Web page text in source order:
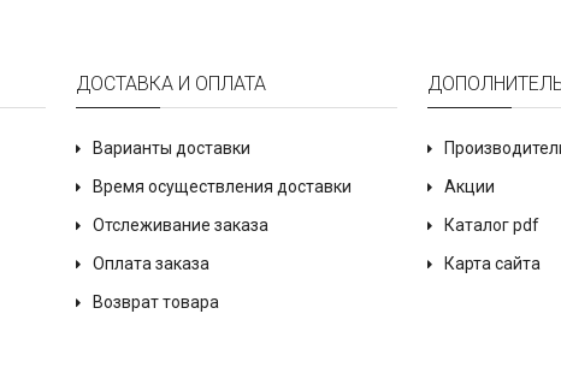
ДОСТАВКА И ОПЛАТА
Варианты доставки
Время осуществления доставки
Отслеживание заказа
Оплата заказа
Возврат товара
Акции
Каталог pdf
Карта сайта